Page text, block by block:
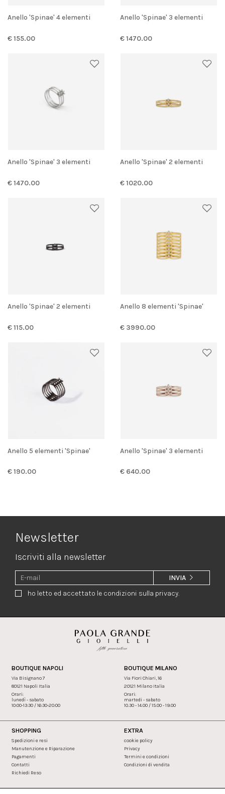
Anello 'Spinae' 4 elementi
€ 155.00
Anello 'Spinae' 3 elementi
€ 1470.00
Anello 'Spinae' 3 elementi
€ 1470.00
Anello 'Spinae' 2 elementi
€ 1020.00
Anello 'Spinae' 2 elementi
€ 115.00
Anello 8 elementi 'Spinae'
€ 3990.00
Anello 5 elementi 'Spinae'
€ 190.00
Anello 'Spinae' 3 elementi
€ 640.00
Newsletter
Iscriviti alla newsletter
ho letto ed accettato le condizioni sulla privacy.
INVIA
BOUTIQUE NAPOLI
Via Bisignano 7
80121 Napoli Italia
Orari:
lunedì - sabato
10:00-13:30 / 16:30-20:00
BOUTIQUE MILANO
Via Fiori Chiari, 16
20121 Milano Italia
Orari:
martedi - sabato
10.30 - 14.00 / 15.00 - 19.00
SHOPPING
Spedizioni e resi
Manutenzione e Riparazione
Pagamenti
Contatti
Richiedi Reso
EXTRA
cookie policy
Privacy
Termini e condizioni
Condizioni di vendita